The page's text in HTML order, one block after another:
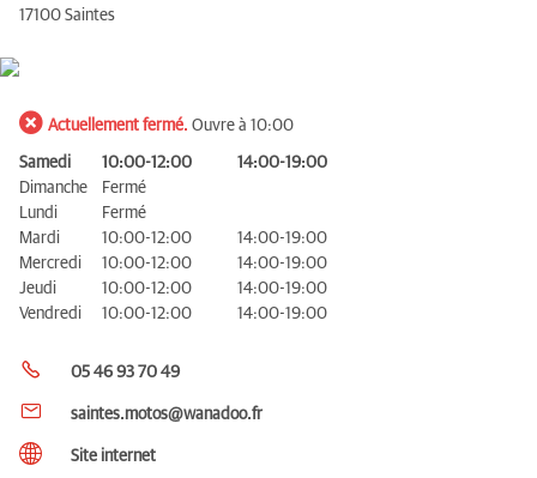
17100 Saintes
Actuellement fermé. Ouvre à 10:00
Samedi 10:00-12:00
14:00-19:00
Dimanche
Fermé
Lundi
Fermé
Mardi
10:00-12:00
14:00-19:00
Mercredi
10:00-12:00
14:00-19:00
Jeudi
10:00-12:00
14:00-19:00
Vendredi
10:00-12:00 14:00-19:00
05 46 93 70 49
saintes.motos@wanadoo.fr
Site internet